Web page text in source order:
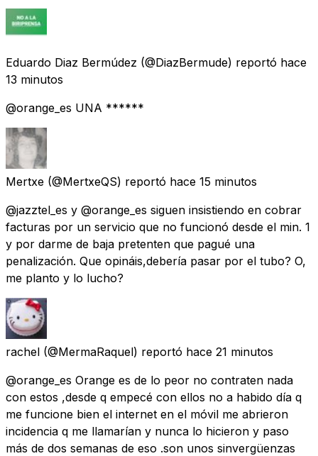
Eduardo Diaz Bermúdez (@DiazBermude) reportó hace
13 minutos
@orange_es UNA ******
Mertxe (@MertxeQS) reportó hace 15 minutos
@jazztel_es y @orange_es siguen insistiendo en cobrar
facturas por un servicio que no funcionó desde el min. 1
y por darme de baja pretenten que pagué una
penalización. Que opináis,debería pasar por el tubo? O,
me planto y lo lucho?
rachel (@MermaRaquel) reportó hace 21 minutos
@orange_es Orange es de lo peor no contraten nada
con estos ,desde q empecé con ellos no a habido día q
me funcione bien el internet en el móvil me abrieron
incidencia q me llamarían y nunca lo hicieron y paso
más de dos semanas de eso .son unos sinvergüenzas